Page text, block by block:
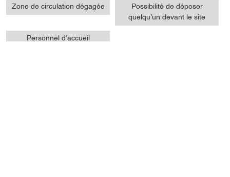
Zone de circulation dégagée
Possibilité de déposer
quelqu’un devant le site
Personnel d’accueil